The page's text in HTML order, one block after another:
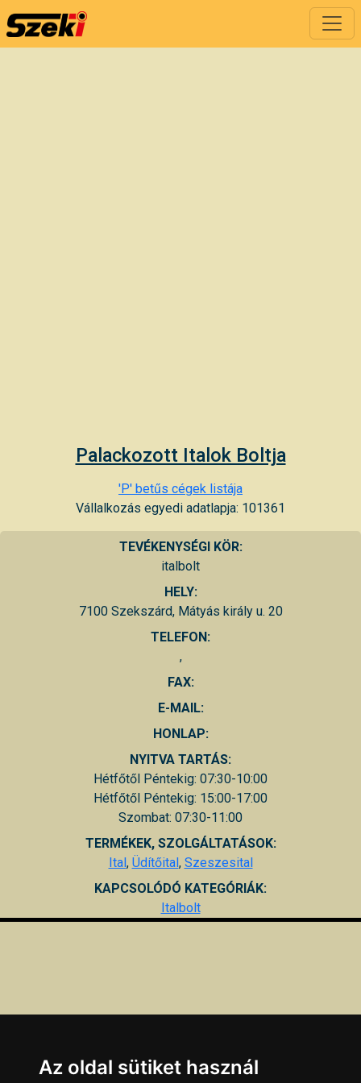
Palackozott Italok Boltja
'P' betűs cégek listája
Vállalkozás egyedi adatlapja: 101361
TEVÉKENYSÉGI KÖR:
italbolt
HELY:
7100 Szekszárd, Mátyás király u. 20
TELEFON:
,
FAX:
E-MAIL:
HONLAP:
NYITVA TARTÁS:
Hétfőtől Péntekig: 07:30-10:00
Hétfőtől Péntekig: 15:00-17:00
Szombat: 07:30-11:00
TERMÉKEK, SZOLGÁLTATÁSOK:
Ital, Üdítőital, Szeszesital
KAPCSOLÓDÓ KATEGÓRIÁK:
Italbolt
Az oldal sütiket használ